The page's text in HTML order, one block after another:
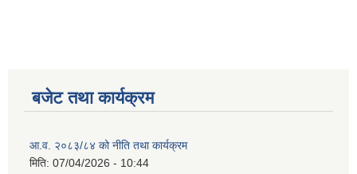
बजेट तथा कार्यक्रम
आ.व. २०८३/८४ को नीति तथा कार्यक्रम
मिति: 07/04/2026 - 10:44